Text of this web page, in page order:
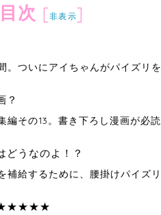
目次 [非表示]
。ついにアイちゃんがパイズリを
？
編その13。書き下ろし漫画が必読
どうなのよ！？
補給するために、腰掛けパイズ
★★★★★